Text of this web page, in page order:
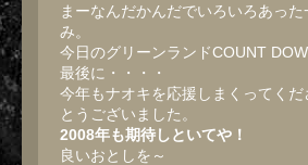
まーなんだかんだでいろいろあっ
み。
今日のグリーンランドCOUNT
最後に・・・・
今年もナオキを応援しまくってく
とうございました。
2008年も期待しといてや！
良いおとしを～